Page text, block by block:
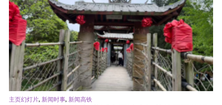
主页幻灯片, 新闻时事, 新闻高铁